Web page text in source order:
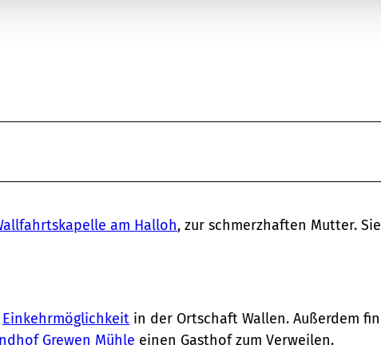
am Halloh, zur schmerzhaften Mutter.
Einkehrmöglichkeit in der Ortschaft Wallen. Außerdem
Grewen Mühle einen Gasthof zum Verweilen.